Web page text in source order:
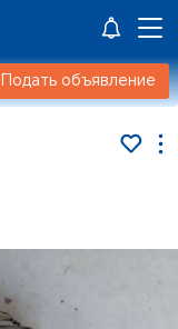
Подать объявление